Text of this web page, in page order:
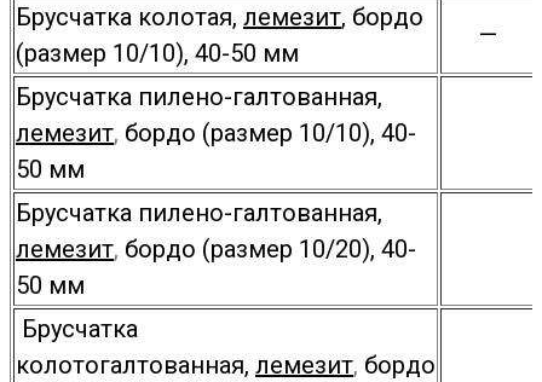
Брусчатка колотая, лемезит, бордо
(размер 10/10), 40-50 мм
—
Брусчатка пилено-галтованная,
лемезит, бордо (размер 10/10), 40-
50 мм
Брусчатка пилено-галтованная,
лемезит, бордо (размер 10/20), 40-
50 мм
Брусчатка
колотогалтованная, лемезит, бордо